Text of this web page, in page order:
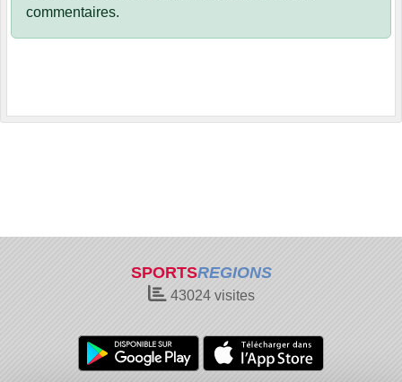
commentaires.
SPORTSREGIONS
43024visites